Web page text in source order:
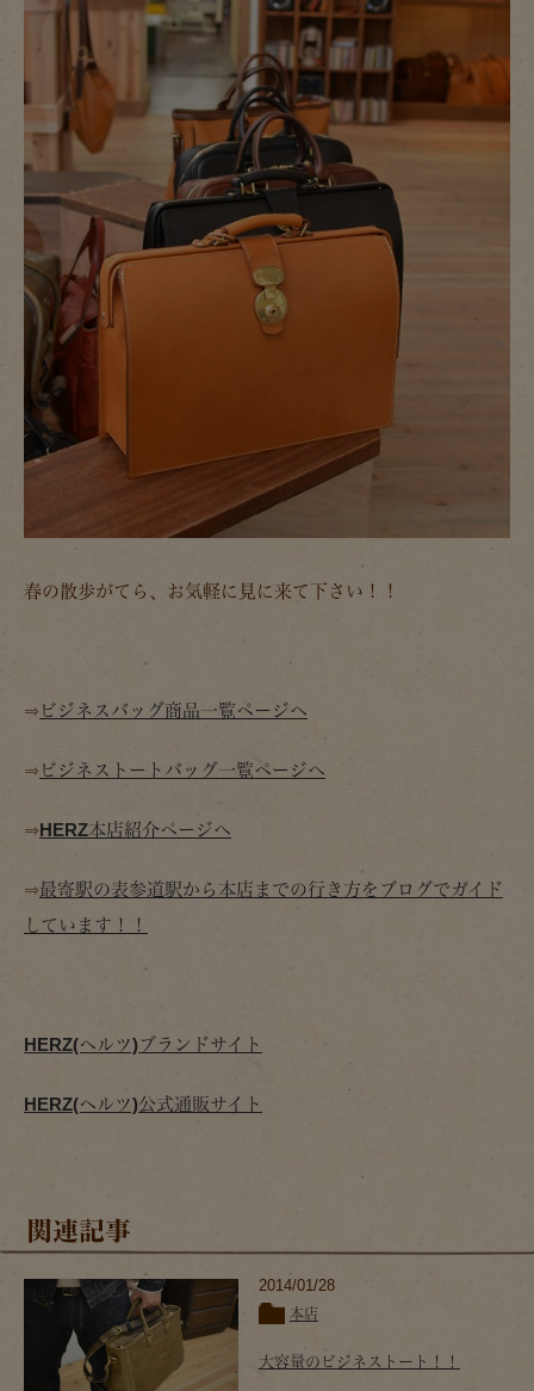
春の散歩がてら、お気軽に見に来て下さい！！
⇒ ビジネスバッグ商品一覧ページへ
⇒ ビジネストートバッグ一覧ページへ
⇒HERZ本店紹介ページへ
⇒最寄駅の表参道駅から本店までの行き方をブログでガイド
しています！！
HERZ(ヘルツ)ブランドサイト
HERZ(ヘルツ)公式通販サイト
関連記事
2014/01/28
本店
大容量のビジネストート！！